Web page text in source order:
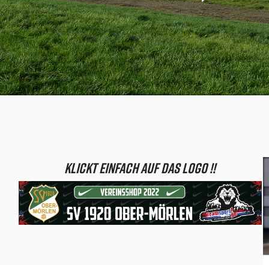
Klickt einfach auf das Logo !!